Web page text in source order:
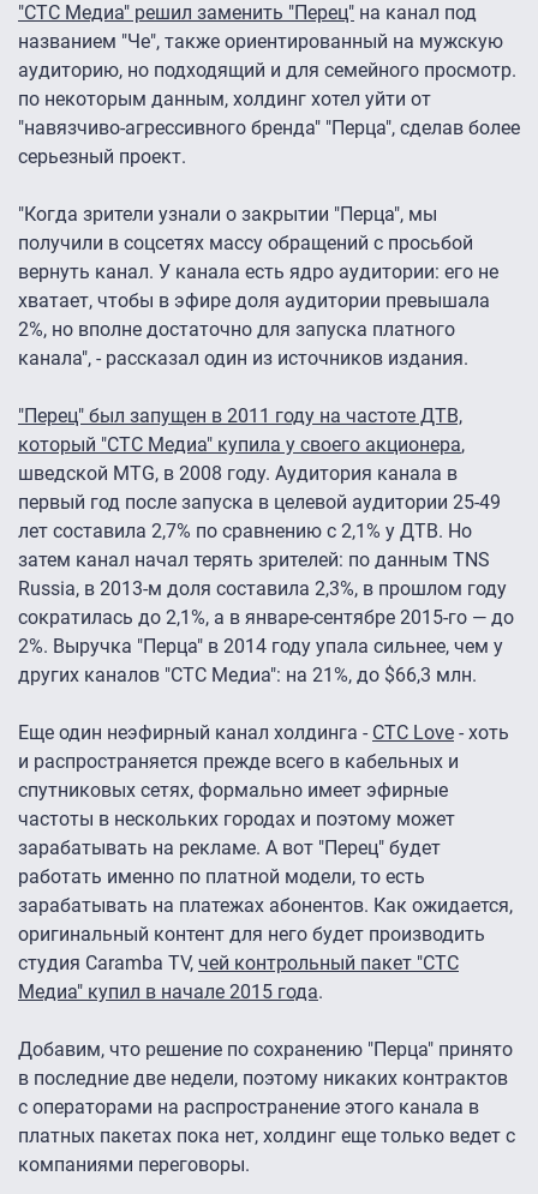
"СТС Медиа" решил заменить "Перец" на канал под
названием "Че", также ориентированный на мужскую
аудиторию, но подходящий и для семейного просмотр.
по некоторым данным, холдинг хотел уйти от
"навязчиво-агрессивного бренда" "Перца", сделав более
серьезный проект.
"Когда зрители узнали о закрытии "Перца", мы
получили в соцсетях массу обращений с просьбой
вернуть канал. У канала есть ядро аудитории: его не
хватает, чтобы в эфире доля аудитории превышала
2%, но вполне достаточно для запуска платного
канала", - рассказал один из источников издания.
"Перец" был запущен в 2011 году на частоте ДТВ,
который "СТС Медиа" купила у своего акционера,
шведской MTG, в 2008 году. Аудитория канала в
первый год после запуска в целевой аудитории 25-49
лет составила 2,7% по сравнению с 2,1% у ДТВ. Но
затем канал начал терять зрителей: по данным TNS
Russia, в 2013-м доля составила 2,3%, в прошлом году
сократилась до 2,1%, а в январе-сентябре 2015-го — до
2%. Выручка "Перца" в 2014 году упала сильнее, чем у
других каналов "СТС Медиа": на 21%, до $66,3 млн.
Еще один неэфирный канал холдинга - CTC Love - хоть
и распространяется прежде всего в кабельных и
спутниковых сетях, формально имеет эфирные
частоты в нескольких городах и поэтому может
зарабатывать на рекламе. А вот "Перец" будет
работать именно по платной модели, то есть
зарабатывать на платежах абонентов. Как ожидается,
оригинальный контент для него будет производить
студия Caramba TV, чей контрольный пакет "СТС
Медиа" купил в начале 2015 года.
Добавим, что решение по сохранению "Перца" принято
в последние две недели, поэтому никаких контрактов
с операторами на распространение этого канала в
платных пакетах пока нет, холдинг еще только ведет с
компаниями переговоры.